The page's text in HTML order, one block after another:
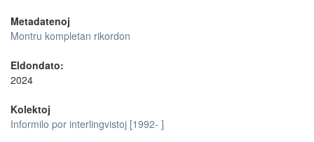
Metadatenoj
Montru kompletan rikordon
Eldondato:
2024
Kolektoj
Informilo por interlingvistoj [1992- ]